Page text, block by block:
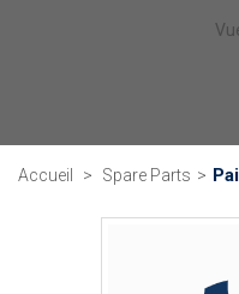
Accueil > Spare Parts >